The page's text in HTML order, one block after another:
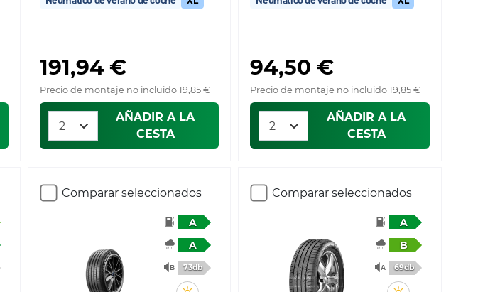
191,94 €
Precio de montaje no incluido 19,85 €
AÑADIR A LA
CESTA
94,50 €
Precio de montaje no incluido 19,85 €
AÑADIR A LA
CESTA
Comparar seleccionados
A
A
73db
Comparar seleccionados
A
B
69db